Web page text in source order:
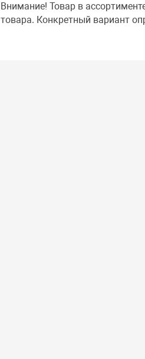
Внимание! Товар в
товара. Конкретный вариант